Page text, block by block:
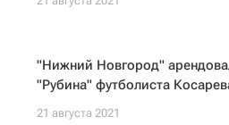
"Нижний Новгород"
"Рубина" футболиста
21 августа 2021